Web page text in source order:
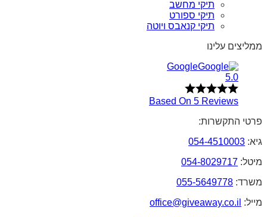
תיקי מחשב
תיקי ספורט
תיקי קנאבס ויוטה
ממליצים עלינו
Google
5.0
Based On 5 Reviews
פרטי התקשרות:
גיא: 054-4510003
מיטל: 054-8029717
משרד: 055-5649778
מייל: office@giveaway.co.il